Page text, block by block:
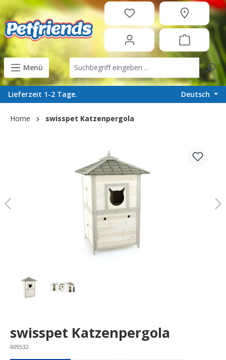
content
Menü
Lieferzeit 1-2 Tage. Deutsch
Home swisspet Katzenpergola
swisspet Katzenpergola
605532